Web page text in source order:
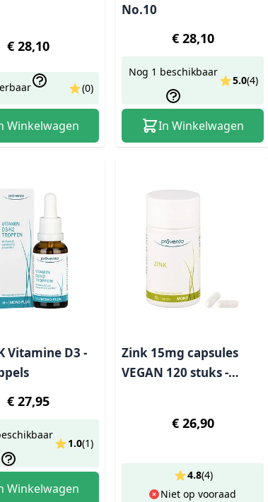
€ 28,10
(0)
Winkelwagen
No.10
€ 28,10
Nog 1 beschikbaar
5.0(4)
In Winkelwagen
Vitamine D3 -
€ 27,95
1.0(1)
Winkelwagen
Zink 15mg capsules
VEGAN 120 stuks -
€ 26,90
Niet op vooraad
4.8(4)